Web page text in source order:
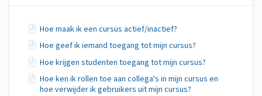
Hoe maak ik een cursus actief/inactief?
Hoe geef ik iemand toegang tot mijn cursus?
Hoe krijgen studenten toegang tot mijn cursus?
Hoe ken ik rollen toe aan collega's in mijn cursus en
hoe verwijder ik gebruikers uit mijn cursus?